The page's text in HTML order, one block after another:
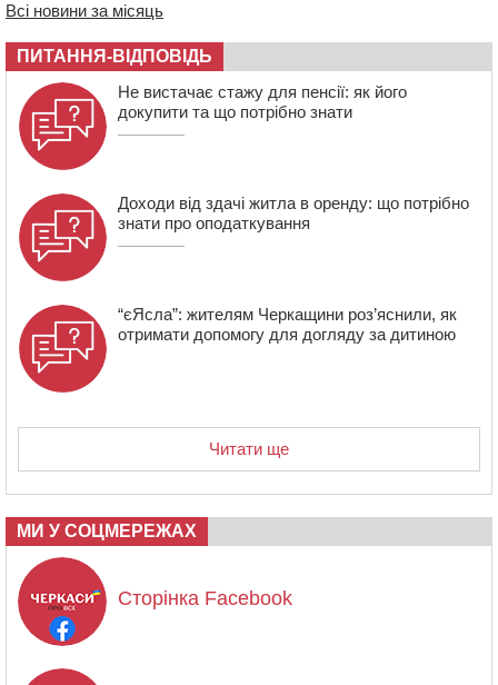
10:15 У Черкасах водій Audi Q5 спричинив аварію, не
09:42 “Черкасиводоканал” пропонує підвищити
тарифи на воду та водовідведення з 2027 року
Всі новини за місяць
ПИТАННЯ-ВІДПОВІДЬ
Не вистачає стажу для пенсії: як його
докупити та що потрібно знати
Доходи від здачі житла в оренду: що потрібно
знати про оподаткування
“єЯсла”: жителям Черкащини роз’яснили, як
отримати допомогу для догляду за дитиною
Читати ще
МИ У СОЦМЕРЕЖАХ
Сторінка Facebook